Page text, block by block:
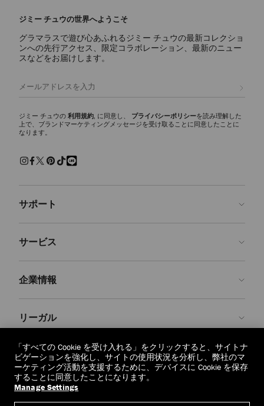
イリー使いのアイコンからステートメントスタイルまで、あらゆるシー
ンに映えるラグジュアリーなレディース シューズのご紹介。
パンプス
スカーレットに代表されるシグネチャーパンプスには、ナッパレザーか
レザー仕上げを使用しています。どんなワードローブにもエレガンスと
多彩な魅力を添える、モダンなシルエットをご覧ください。
スリッパ
エリオットスリッパ ファミリーは、多彩な彫刻的シルエットが印象的
で、ディテールにシグネチャーなハードウェアをあしらいました。 洗
現代的なクラフツマンシップを兼ね備えた、エフォートレスで魅力ある
パール、クリスタルで装飾を施し、モダンなアクセントを添えた、美し
ルに気取らないフラットシューズ、どの1足を選んでも、存在感を放
スニーカー
なラグジュアリーを再定義します。 ステートメントなソールからミニ
ブーツ
た、クラシックなアンクルブーツやニーハイブーツをご紹介します。
実用性と華やかさが調和したデザインは、シーズンを重ねても色褪せな
いように仕立てられています。
ジミー チュウの世界へようこそ
グラマラスで遊び心あふれるジミー チュウの最新コレクショ
ンへの先行アクセス、限定コラボレーション、最新のニュー
スなどをお届けします。
ジミー チュウの 利用規約, に同意し、 プライバシーポリシーを読み理解した
上で、ブランドマーケティングメッセージを受け取ることに同意したことに
なります。
サポート
よくあるご質問
返品を申請
配送
交換・返品
サービス
Made-to-Order
保証
企業情報
ブランドの歴史
JC World
社会への貢献
私たちの責任
クラフツマンシップ
リーガル
プライバシーポリシー
利用規約
忘れられる権利
個人情報開示請求フォーム
regionselector.country. (€)
「すべての Cookie を受け入れる」をクリックすると、サイトナ
ビゲーションを強化し、サイトの使用状況を分析し、弊社のマ
ーケティング活動を支援するために、デバイスに Cookie を保存
することに同意したことになります。
Manage Settings